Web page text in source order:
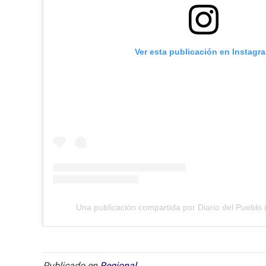
Ver esta publicación en
Una publicación compartida por Diario del Pueblo